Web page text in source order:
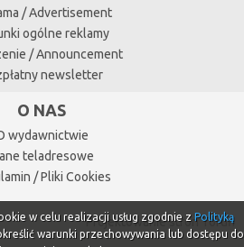
/ Advertisement
ogólne reklamy
/ Announcement
newsletter
O NAS
wydawnictwie
teladresowe
/ Pliki Cookies
Projektowanie stron Toruń
w celu realizacji usług zgodnie z Polityką
warunki przechowywania lub dostępu do